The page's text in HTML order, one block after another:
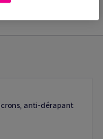
anti-dérapant